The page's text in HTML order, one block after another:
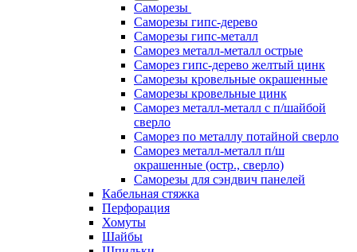
Саморезы
Саморезы гипс-дерево
Саморезы гипс-металл
Саморез металл-металл острые
Саморез гипс-дерево желтый цинк
Саморезы кровельные окрашенные
Саморезы кровельные цинк
Саморез металл-металл с п/шайбой
сверло
Саморез по металлу потайной сверло
Саморез металл-металл п/ш
окрашенные (остр., сверло)
Саморезы для сэндвич панелей
Кабельная стяжка
Перфорация
Хомуты
Шайбы